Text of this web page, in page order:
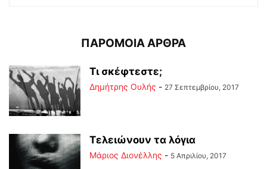
ΠΑΡΟΜΟΙΑ ΑΡΘΡΑ
Τι σκέφτεστε;
Δημήτρης Ουλής - 27 Σεπτεμβρίου, 2017
Τελειώνουν τα λόγια
Μάριος Διονέλλης - 5 Απριλίου, 2017